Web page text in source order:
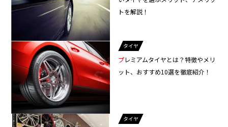
トを解説！
タイヤ
プレミアムタイヤとは？特徴やメリ
ット、おすすめ10選を徹底紹介！
タイヤ